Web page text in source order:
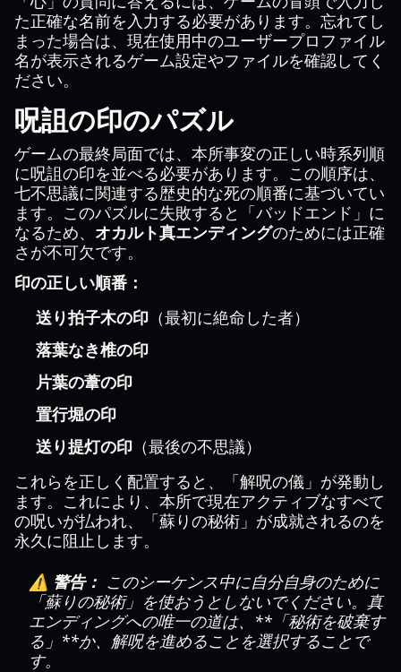
た正確な名前を入力する必要があります。忘れてし
まった場合は、現在使用中のユーザープロファイル
名が表示されるゲーム設定やファイルを確認してく
ださい。
呪詛の印のパズル
ゲームの最終局面では、本所事変の正しい時系列順
に呪詛の印を並べる必要があります。この順序は、
七不思議に関連する歴史的な死の順番に基づいてい
ます。このパズルに失敗すると「バッドエンド」に
なるため、 オカルト真エンディングのためには正確
さが不可欠です。
印の正しい順番：
送り拍子木の印 （最初に絶命した者）
落葉なき椎の印
片葉の葦の印
置行堀の印
送り提灯の印 （最後の不思議）
これらを正しく配置すると、「解呪の儀」が発動し
ます。これにより、本所で現在アクティブなすべて
の呪いが払われ、「蘇りの秘術」が成就されるのを
永久に阻止します。
⚠️ 警告： このシーケンス中に自分自身のために
「蘇りの秘術」を使おうとしないでください。真
エンディングへの唯一の道は、**「秘術を破棄す
る」**か、解呪を進めることを選択することで
す。